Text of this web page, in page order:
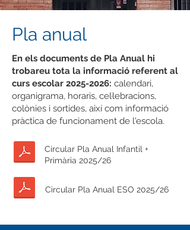
Pla anual
En els documents de Pla Anual hi
trobareu tota la informació referent al
curs escolar 2025-2026: calendari,
organigrama, horaris, cel·lebracions,
colònies i sortides, així com informació
pràctica de funcionament de l'escola.
Circular Pla Anual Infantil +
Primària 2025/26
Circular Pla Anual ESO 2025/26